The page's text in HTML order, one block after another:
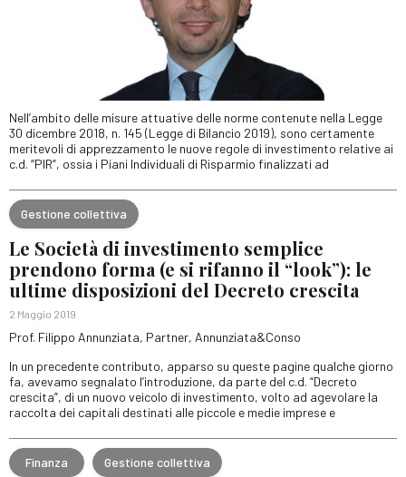
Nell’ambito delle misure attuative delle norme contenute nella Legge
30 dicembre 2018, n. 145 (Legge di Bilancio 2019), sono certamente
meritevoli di apprezzamento le nuove regole di investimento relative ai
c.d. “PIR”, ossia i Piani Individuali di Risparmio finalizzati ad
Gestione collettiva
Le Società di investimento semplice
prendono forma (e si rifanno il “look”): le
ultime disposizioni del Decreto crescita
2 Maggio 2019
Prof. Filippo Annunziata, Partner, Annunziata&Conso
In un precedente contributo, apparso su queste pagine qualche giorno
fa, avevamo segnalato l’introduzione, da parte del c.d. “Decreto
crescita”, di un nuovo veicolo di investimento, volto ad agevolare la
raccolta dei capitali destinati alle piccole e medie imprese e
Finanza Gestione collettiva